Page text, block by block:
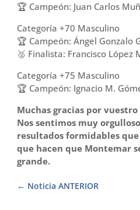
🏆 Campeón: Juan Carlos
Categoría +70 Masculino
🏆 Campeón: Ángel Gonzalo
🥈 Finalista: Francisco López
Categoría +75 Masculino
🏆 Campeón: Ignacio M.
Muchas gracias por
Nos sentimos muy
resultados formidables
que hacen que Montemar
grande.
Noticia ANTERIOR